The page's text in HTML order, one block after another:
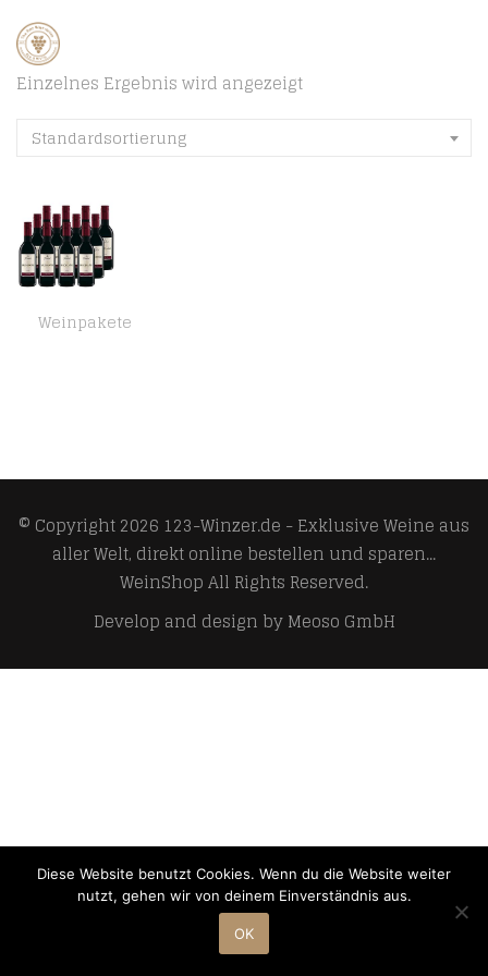
Einzelnes Ergebnis wird angezeigt
Standardsortierung
Weinpakete
© Copyright 2026 123-Winzer.de - Exklusive Weine aus
aller Welt, direkt online bestellen und sparen...
WeinShopAll Rights Reserved.
Develop and design byMeoso GmbH
Diese Website benutzt Cookies. Wenn du die Website weiter
nutzt, gehen wir von deinem Einverständnis aus.
OK